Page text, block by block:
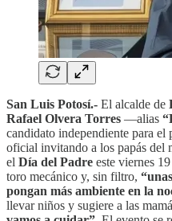
San Luis Potosí.- El alcalde de
Rafael Olvera Torres —alias
candidato independiente para el
oficial invitando a los papás del
el Día del Padre este viernes
toro mecánico y, sin filtro,
pongan más ambiente en la
llevar niños y sugiere a las